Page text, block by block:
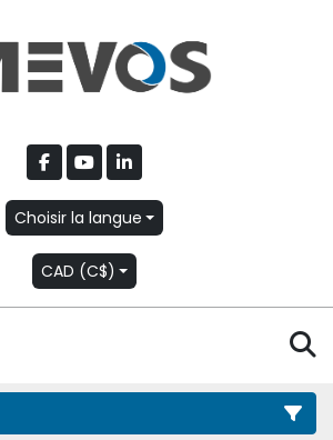
facebook
youtubelinkedin
Choisir la langue
CAD (C$)